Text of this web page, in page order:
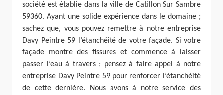
société est établie dans la ville de Catillon Sur Sambre
59360. Ayant une solide expérience dans le domaine ;
sachez que, vous pouvez remettre à notre entreprise
Davy Peintre 59 l’étanchéité de votre façade. Si votre
façade montre des fissures et commence à laisser
passer l’eau à travers ; pensez à faire appel à notre
entreprise Davy Peintre 59 pour renforcer l’étanchéité
de cette dernière. Nous avons à notre service des